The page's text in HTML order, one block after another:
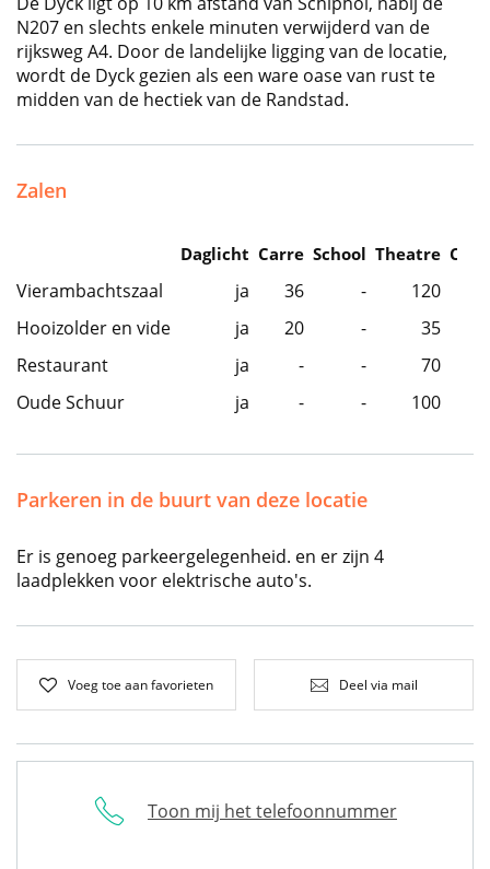
N207 en slechts enkele minuten verwijderd van de
rijksweg A4. Door de landelijke ligging van de locatie,
wordt de Dyck gezien als een ware oase van rust te
midden van de hectiek van de Randstad.
Zalen
Daglicht Carre School Theatre
Vierambachtszaal ja 36 -
120
Hooizolder en vide
ja 20 -
35
Restaurant
ja - -
70
Oude Schuur
ja - - 100
Parkeren in de buurt van deze locatie
Er is genoeg parkeergelegenheid. en er zijn 4
laadplekken voor elektrische auto's.
Voeg toe aan favorieten Deel via mail
Toon mij het telefoonnummer